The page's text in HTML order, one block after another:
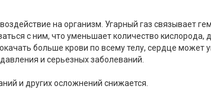
на организм. Угарный газ связывает
с ним, что уменьшает количество кислорода,
больше крови по всему телу, сердце может
и серьезных заболеваний.
и других осложнений снижается.